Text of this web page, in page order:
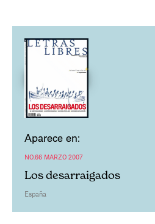
Aparece en:
NO.66 MARZO 2007
Los desarraigados
España